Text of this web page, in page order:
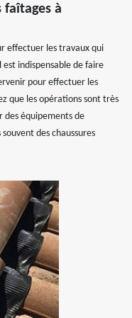
à
effectuer les travaux qui
indispensable de faire
pour effectuer les
que les opérations sont très
des équipements de
des chaussures